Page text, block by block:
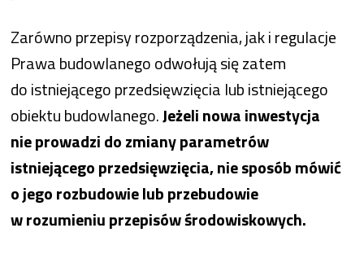
Zarówno przepisy rozporządzenia, jak i regulacje
Prawa budowlanego odwołują się zatem
do istniejącego przedsięwzięcia lub istniejącego
obiektu budowlanego.Jeżeli nowa inwestycja
nie prowadzi do zmiany parametrów
istniejącego przedsięwzięcia, nie sposób mówić
o jego rozbudowie lub przebudowie
w rozumieniu przepisów środowiskowych.